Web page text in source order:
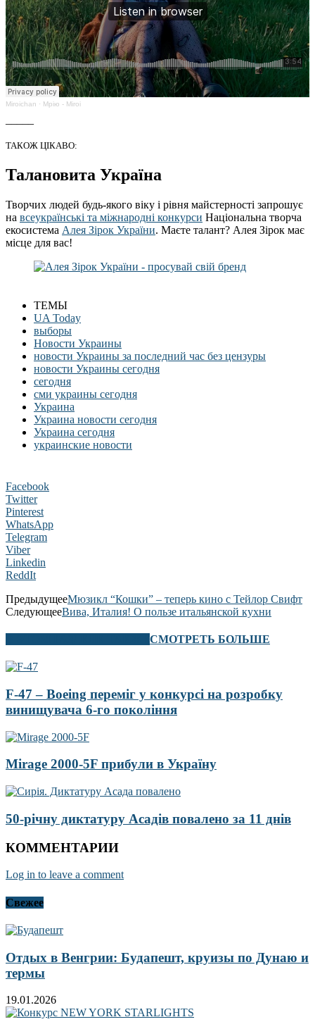
Miroichan · Мрію - Miroi
ТАКОЖ ЦІКАВО:
Талановита Україна
Творчих людей будь-якого віку і рівня майстерності запрошує
на всеукраїнські та міжнародні конкурси Національна творча
екосистема Алея Зірок України. Маєте талант? Алея Зірок має
місце для вас!
ТЕМЫ
UA Today
выборы
Новости Украины
новости Украины за последний час без цензуры
новости Украины сегодня
сегодня
сми украины сегодня
Украина
Украина новости сегодня
Украина сегодня
украинские новости
Facebook
Twitter
Pinterest
WhatsApp
Telegram
Viber
Linkedin
ReddIt
ПредыдущееМюзикл “Кошки” – теперь кино с Тейлор Свифт
СледующееВива, Италия! О пользе итальянской кухни
СМОТРЕТЬ БОЛЬШЕ
F-47 – Boeing переміг у конкурсі на розробку
винищувача 6-го покоління
Mirage 2000-5F прибули в Україну
50-річну диктатуру Асадів повалено за 11 днів
КОММЕНТАРИИ
Log in to leave a comment
Свежее
Отдых в Венгрии: Будапешт, круизы по Дунаю и
термы
19.01.2026